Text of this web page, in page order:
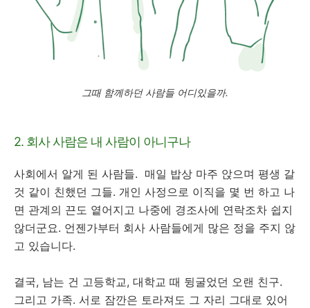
그때 함께하던 사람들 어디있을까.
2. 회사 사람은 내 사람이 아니구나
사회에서 알게 된 사람들. 매일 밥상 마주 앉으며 평생 갈
것 같이 친했던 그들. 개인 사정으로 이직을 몇 번 하고 나
면 관계의 끈도 옅어지고 나중에 경조사에 연락조차 쉽지
않더군요. 언젠가부터 회사 사람들에게 많은 정을 주지 않
고 있습니다.
결국, 남는 건 고등학교, 대학교 때 뒹굴었던 오랜 친구.
그리고 가족. 서로 잠깐은 토라져도 그 자리 그대로 있어